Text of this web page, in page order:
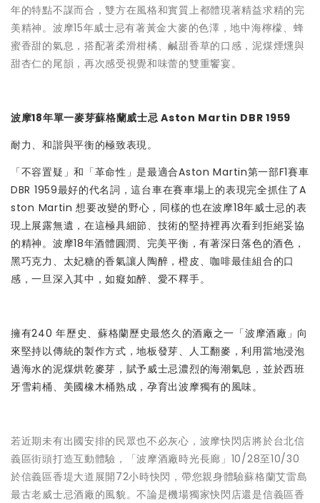
年的特點不謀而合，雙方在風格和實質上都體現著精益求精的完
美精神。波摩15年威士忌有著黃金大麥的色澤，地中海檸檬、蜂
蜜香甜的氣息，搭配著柔滑柑橘、鹹甜香草的口感，泥煤煙燻與
甜杏仁的尾韻，再次感受視覺和味蕾的雙重饗宴。
波摩18年單一麥芽蘇格蘭威士忌 Aston Martin DBR 1959
耐力、和諧與平衡的極致表現。
「不容置疑」和「革命性」是最適合Aston Martin第一部F1賽車
DBR 1959最好的代名詞，這台車在賽車場上的表現完全抓住了A
ston Martin 想要改變的野心，同樣的也在波摩18年威士忌的表
現上展露無遺，在這極具細節、技術的堅持裡再次看到拒絕妥協
的精神。波摩18年酒體圓潤、完美平衡，有著深日落色的酒色，
黑巧克力、太妃糖的香氣讓人陶醉，橙皮、咖啡最佳組合的口
感，一旦深入其中，如癡如醉、愛不釋手。
擁有240 年歷史、蘇格蘭歷史最悠久的酒廠之一「波摩酒廠」向
來堅持以傳統的製作方式，地板發芽、人工翻麥，利用當地浸泡
過海水的泥煤烘乾麥芽，賦予威士忌濃烈的海潮氣息，並於西班
牙雪莉桶、美國橡木桶熟成，孕育出波摩獨有的風味。
若近期未有出國安排的民眾也不必灰心，波摩快閃店將於台北信
義區街頭打造互動體驗，「波摩酒廠時光長廊」10/28至10/30
於信義區香堤大道展開72小時快閃，帶您親身體驗蘇格蘭艾雷島
最古老威士忌酒廠的風貌。不論是機場獨家快閃店還是信義區香